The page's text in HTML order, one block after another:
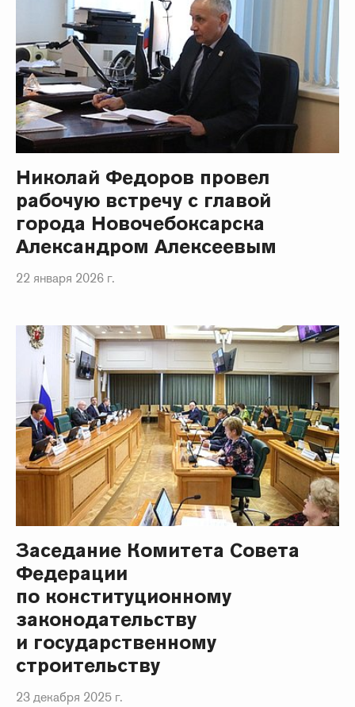
Николай Федоров провел
рабочую встречу с главой
города Новочебоксарска
Александром Алексеевым
22 января 2026 г.
Заседание Комитета Совета
Федерации
по конституционному
законодательству
и государственному
строительству
23 декабря 2025 г.